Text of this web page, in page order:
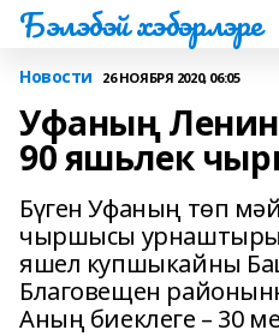
Бэлэбэй хэбэрлэре
Новости 26 НОЯБРЯ 2020, 06:05
Уфаның
90 яшьлек
Бүген Уфаның төп
чыршысы
яшел купшыкайны
Благовещен
Аның биеклеге – 30